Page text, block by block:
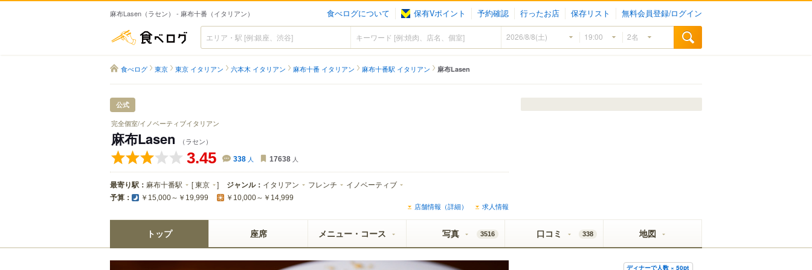
麻布Lasen（ラセン） - 麻布十番（イタリアン） 食べログについて 保有Vポイント 予約確認 行ったお店 保存リスト 無料会員登録/ログイン
食べログ
食べログ 東京 東京 イタリアン 六本木 イタリアン 麻布十番 イタリアン 麻布十番駅 イタリアン 麻布Lasen
公式
完全個室/イノベーティブイタリアン
麻布Lasen （ラセン）
3.45 338 人 17638 人
最寄り駅： 麻布十番駅 [東京 ] ジャンル： イタリアン フレンチ イノベーティブ
予算： ￥15,000～￥19,999 ￥10,000～￥14,999
店舗情報（詳細） 求人情報
トップ 座席 メニュー・コース 写真 3516 口コミ 338 地図
ディナーで人数 × 50pt